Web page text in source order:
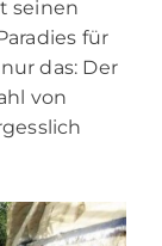
seinen
für
das: Der
von